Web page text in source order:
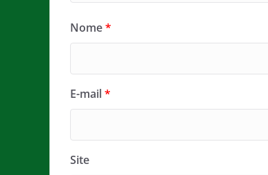
Nome*
E-mail*
Site